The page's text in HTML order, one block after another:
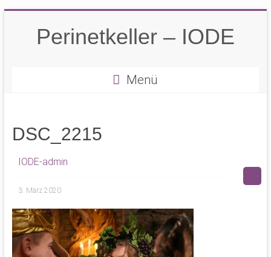
Perinetkeller – IODE
Menü
DSC_2215
IODE-admin
3. März 2020